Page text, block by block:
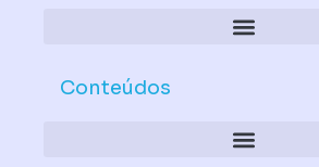
Conteúdos